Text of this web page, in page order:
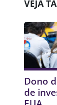
VEJA
Dono
de